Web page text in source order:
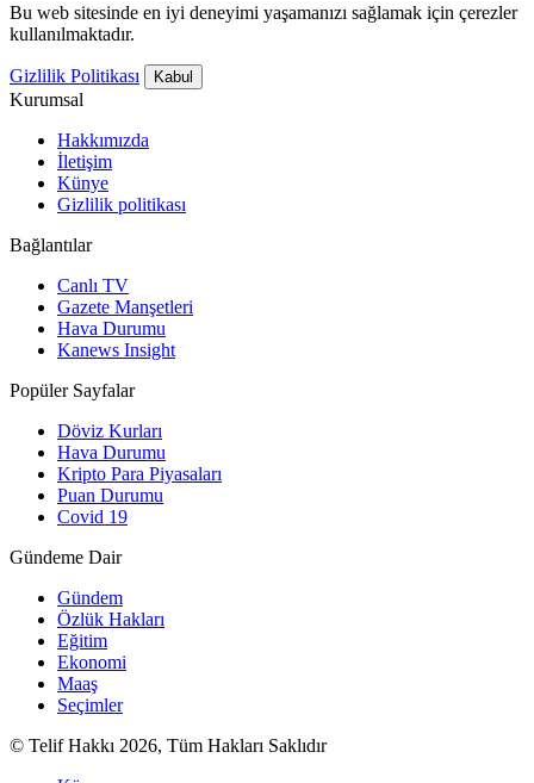
Bu web sitesinde en iyi deneyimi yaşamanızı sağlamak için çerezler
kullanılmaktadır.
Gizlilik Politikası Kabul
Kurumsal
Hakkımızda
İletişim
Künye
Gizlilik politikası
Bağlantılar
Canlı TV
Gazete Manşetleri
Hava Durumu
Kanews Insight
Popüler Sayfalar
Döviz Kurları
Hava Durumu
Kripto Para Piyasaları
Puan Durumu
Covid 19
Gündeme Dair
Gündem
Özlük Hakları
Eğitim
Ekonomi
Maaş
Seçimler
© Telif Hakkı 2026, Tüm Hakları Saklıdır